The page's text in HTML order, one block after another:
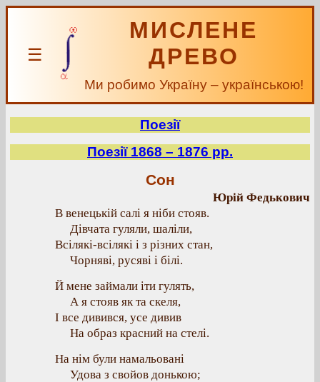
☰
МИСЛЕНЕ
ДРЕВО
Ми робимо Україну – українською!
Поезії
Поезії 1868 – 1876 рр.
Сон
Юрій Федькович
В венецькій салі я ніби стояв.
Дівчата гуляли, шаліли,
Всілякі-всілякі і з різних стан,
Чорняві, русяві і білі.
Й мене займали іти гулять,
А я стояв як та скеля,
І все дивився, усе дивив
На образ красний на стелі.
На нім були намальовані
Удова з свойов донькою;